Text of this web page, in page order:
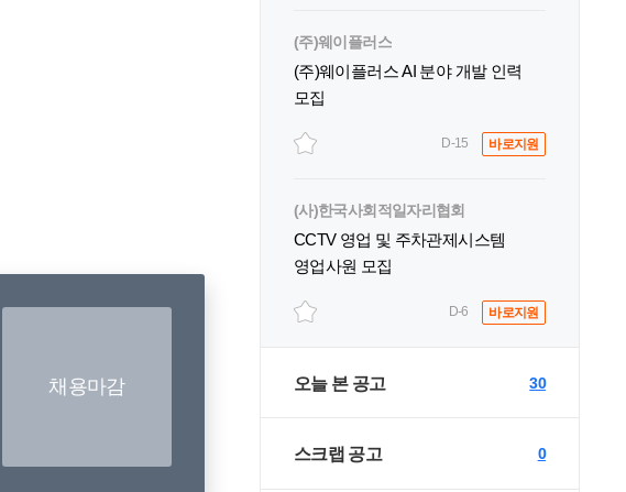
채용마감
(주)웨이플러스
(주)웨이플러스 AI 분야 개발 인력
모집
D-15 바로지원
(사)한국사회적일자리협회
CCTV 영업 및 주차관제시스템
영업사원 모집
D-6 바로지원
오늘 본 공고 30
스크랩 공고 0